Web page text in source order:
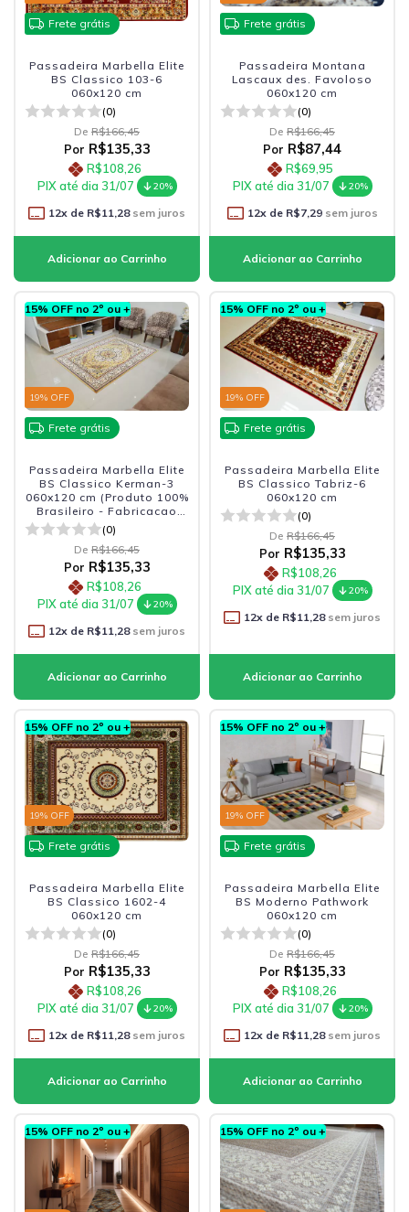
Frete grátis
Passadeira Marbella Elite
BS Classico 103-6
060x120 cm
(0)
De R$166,45
Por R$135,33
R$108,26
PIX até dia 31/07
20%
12x de R$11,28sem juros
Frete grátis
Passadeira Montana
Lascaux des. Favoloso
060x120 cm
(0)
De R$166,45
Por R$87,44
R$69,95
PIX até dia 31/07
20%
12x de R$7,29sem juros
15% OFF no 2º ou +
19% OFF
Frete grátis
Passadeira Marbella Elite
BS Classico Kerman-3
060x120 cm (Produto 100%
Brasileiro - Fabricacao
Nacional)
(0)
De R$166,45
Por R$135,33
R$108,26
PIX até dia 31/07
20%
12x de R$11,28sem juros
15% OFF no 2º ou +
19% OFF
Frete grátis
Passadeira Marbella Elite
BS Classico Tabriz-6
060x120 cm
(0)
De R$166,45
Por R$135,33
R$108,26
PIX até dia 31/07
20%
12x de R$11,28sem juros
15% OFF no 2º ou +
19% OFF
Frete grátis
Passadeira Marbella Elite
BS Classico 1602-4
060x120 cm
(0)
De R$166,45
Por R$135,33
R$108,26
PIX até dia 31/07
20%
12x de R$11,28sem juros
15% OFF no 2º ou +
19% OFF
Frete grátis
Passadeira Marbella Elite
BS Moderno Pathwork
060x120 cm
(0)
De R$166,45
Por R$135,33
R$108,26
PIX até dia 31/07
20%
12x de R$11,28sem juros
15% OFF no 2º ou + 15% OFF no 2º ou +